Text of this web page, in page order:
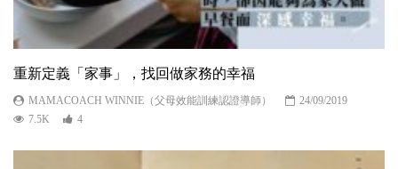
重新定義「家事」，找回做家務的幸福
MAMACOACH WINNIE（父母效能訓練認證導師）
24/09/2019
7.5K
4